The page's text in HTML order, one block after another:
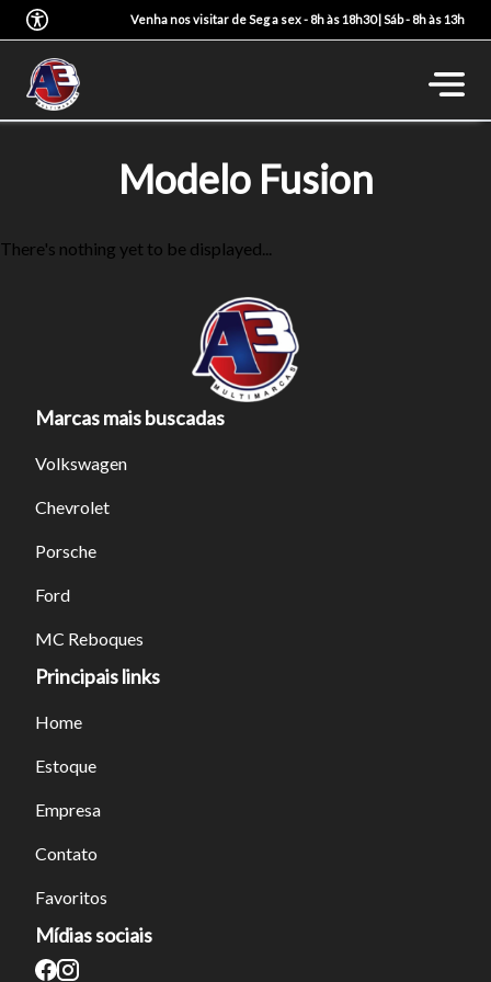
Tamanho do texto
Para aumentar ou diminuir a fonte em nosso site, utilize os
teclado.
Venha nos visitar de Seg a sex - 8h às 18h30 | Sáb - 8h às 13h
Modelo Fusion
There's nothing yet to be displayed...
Marcas mais buscadas
Volkswagen
Chevrolet
Porsche
Ford
MC Reboques
Principais links
Home
Estoque
Empresa
Contato
Favoritos
Mídias sociais